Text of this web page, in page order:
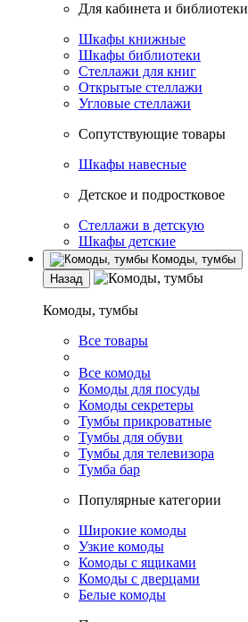
Для кабинета и библиотеки
Шкафы книжные
Шкафы библиотеки
Стеллажи для книг
Открытые стеллажи
Угловые стеллажи
Сопутствующие товары
Шкафы навесные
Детское и подростковое
Стеллажи в детскую
Шкафы детские
Комоды, тумбы
Назад
Комоды, тумбы
Все товары
Все комоды
Комоды для посуды
Комоды секретеры
Тумбы прикроватные
Тумбы для обуви
Тумбы для телевизора
Тумба бар
Популярные категории
Широкие комоды
Узкие комоды
Комоды с ящиками
Комоды с дверцами
Белые комоды